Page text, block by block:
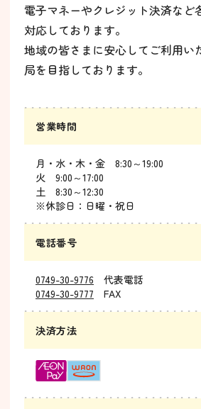
電子マネーやクレジット決済など
対応しております。
地域の皆さまに安心してご利用い
局を目指しております。
営業時間
月・水・木・金 8:30～19:00
火 9:00～17:00
土 8:30～12:30
※休診日：日曜・祝日
電話番号
0749-30-9776
代表電話
0749-30-9777
FAX
決済方法